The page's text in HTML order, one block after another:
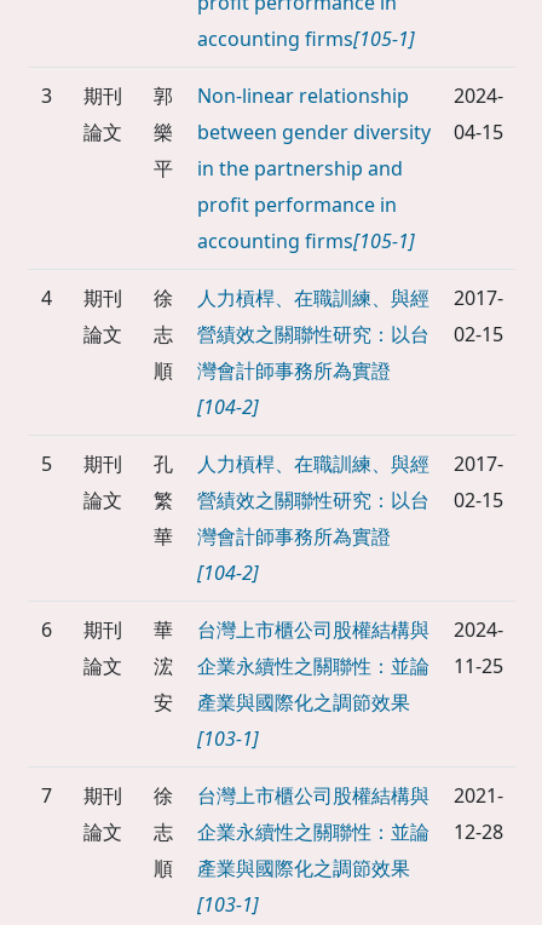
accounting firms[105-1]
3
期刊
論文
郭
樂
平
Non-linear relationship
between gender diversity
in the partnership and
profit performance in
accounting firms[105-1]
2024-
04-15
4
期刊
論文
徐
志
順
人力槓桿、在職訓練、與經
營績效之關聯性研究：以台
灣會計師事務所為實證
[104-2]
2017-
02-15
5
期刊
論文
孔
繁
華
人力槓桿、在職訓練、與經
營績效之關聯性研究：以台
灣會計師事務所為實證
[104-2]
2017-
02-15
6
期刊
論文
華
浤
安
台灣上市櫃公司股權結構與
企業永續性之關聯性：並論
產業與國際化之調節效果
[103-1]
2024-
11-25
7
期刊
論文
徐
志
順
台灣上市櫃公司股權結構與
企業永續性之關聯性：並論
產業與國際化之調節效果
[103-1]
2021-
12-28